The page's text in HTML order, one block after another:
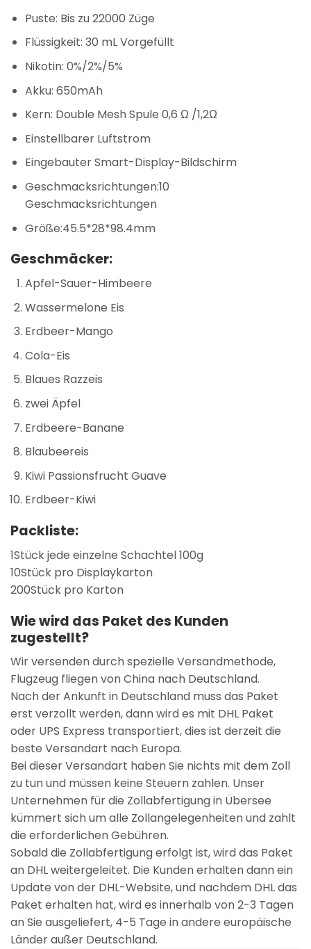
Puste: Bis zu 22000 Züge
Flüssigkeit: 30 mL Vorgefüllt
Nikotin: 0%/2%/5%
Akku: 650mAh
Kern: Double Mesh Spule 0,6 Ω /1,2Ω
Einstellbarer Luftstrom
Eingebauter Smart-Display-Bildschirm
Geschmacksrichtungen:10
Geschmacksrichtungen
Größe:45.5*28*98.4mm
Geschmäcker:
Apfel-Sauer-Himbeere
Wassermelone Eis
Erdbeer-Mango
Cola-Eis
Blaues Razzeis
zwei Äpfel
Erdbeere-Banane
Blaubeereis
Kiwi Passionsfrucht Guave
Erdbeer-Kiwi
Packliste:
1Stück jede einzelne Schachtel 100g
10Stück pro Displaykarton
200Stück pro Karton
Wie wird das Paket des Kunden
zugestellt?
Wir versenden durch spezielle Versandmethode,
Flugzeug fliegen von China nach Deutschland.
Nach der Ankunft in Deutschland muss das Paket
erst verzollt werden, dann wird es mit DHL Paket
oder UPS Express transportiert, dies ist derzeit die
beste Versandart nach Europa.
Bei dieser Versandart haben Sie nichts mit dem Zoll
zu tun und müssen keine Steuern zahlen. Unser
Unternehmen für die Zollabfertigung in Übersee
kümmert sich um alle Zollangelegenheiten und zahlt
die erforderlichen Gebühren.
Sobald die Zollabfertigung erfolgt ist, wird das Paket
an DHL weitergeleitet. Die Kunden erhalten dann ein
Update von der DHL-Website, und nachdem DHL das
Paket erhalten hat, wird es innerhalb von 2-3 Tagen
an Sie ausgeliefert, 4-5 Tage in andere europäische
Länder außer Deutschland.